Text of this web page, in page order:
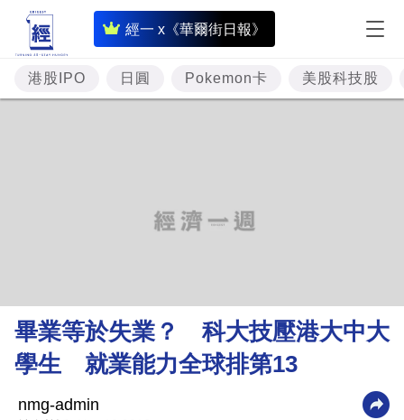
經一 x《華爾街日報》
即
時
財
經
理
財
商
港股IPO 日圓 Pokemon卡 美股科技股
畢業等於失業？ 科大技壓港大中大
學生 就業能力全球排第13
nmg-admin